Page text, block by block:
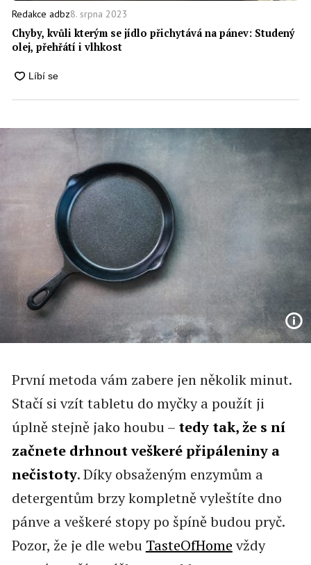
Redakce adbz8. srpna 2023
Chyby, kvůli kterým se jídlo přichytává na pánev: Studený
olej, přehřátí i vlhkost
První metoda vám zabere jen několik minut.
Stačí si vzít tabletu do myčky a použít ji
úplně stejně jako houbu – tedy tak, že s ní
začnete drhnout veškeré připáleniny a
nečistoty. Díky obsaženým enzymům a
detergentům brzy kompletně vyleštíte dno
pánve a veškeré stopy po špíně budou pryč.
Pozor, že je dle webu TasteOfHomevždy